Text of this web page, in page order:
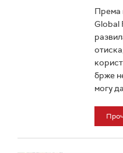
Према
Global
брже
могу